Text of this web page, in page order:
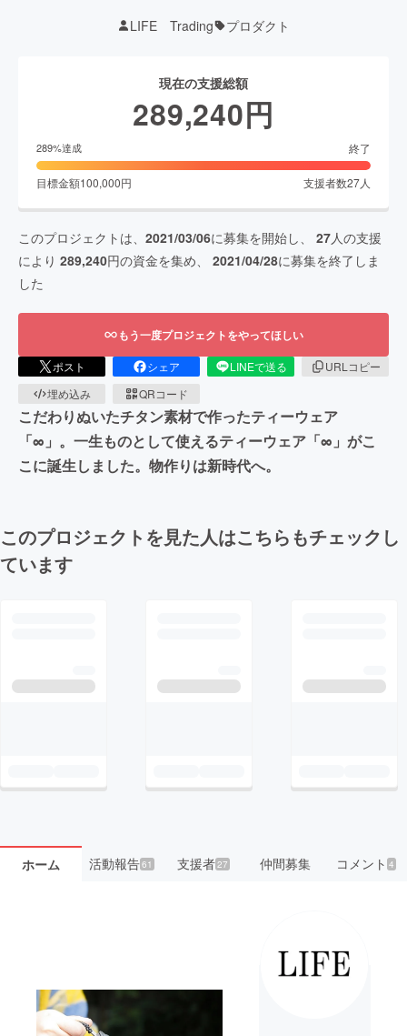
LIFE Trading プロダクト
現在の支援総額
289,240円
289%達成 終了
目標金額100,000円 支援者数27人
このプロジェクトは、 2021/03/06に募集を開始し、 27人の支援
により 289,240円の資金を集め、 2021/04/28に募集を終了しま
した
もう一度プロジェクトをやってほしい
ポスト シェア LINEで送る
URLコピー
埋め込み
QRコード
こだわりぬいたチタン素材で作ったティーウェア
「∞」。一生ものとして使えるティーウェア「∞」がこ
こに誕生しました。物作りは新時代へ。
このプロジェクトを見た人はこちらもチェックし
ています
ホーム 活動報告61 支援者27 仲間募集 コメント4